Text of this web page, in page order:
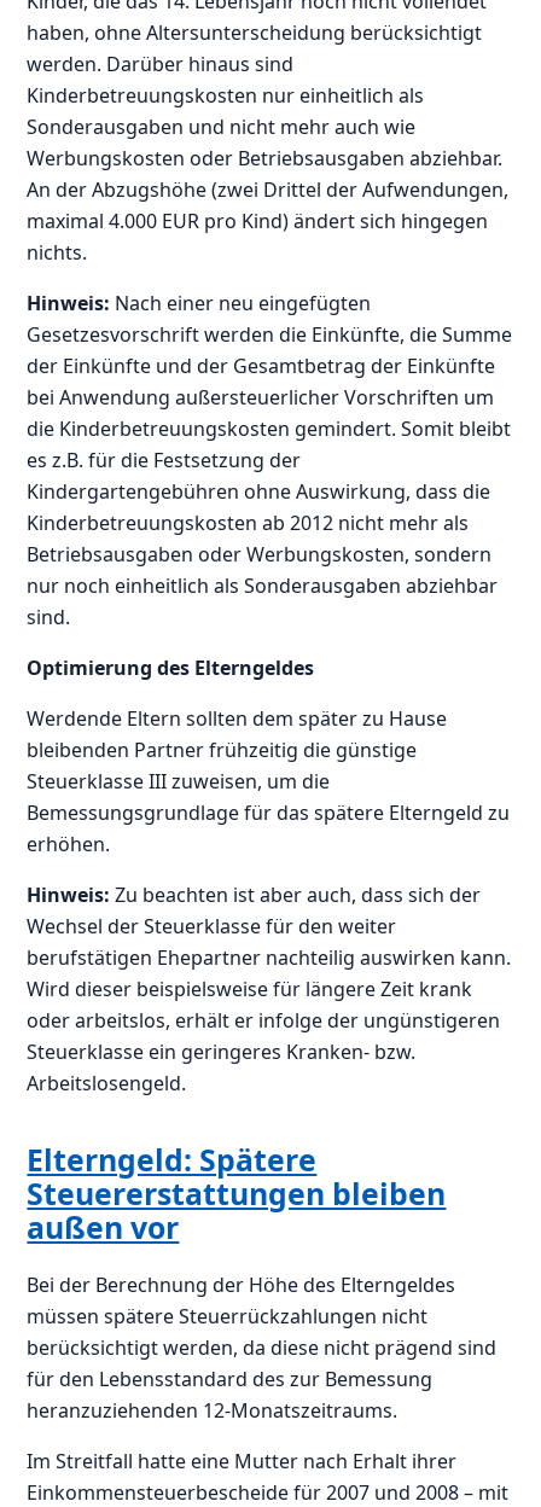
haben, ohne Altersunterscheidung berücksichtigt
werden. Darüber hinaus sind
Kinderbetreuungskosten nur einheitlich als
Sonderausgaben und nicht mehr auch wie
Werbungskosten oder Betriebsausgaben abziehbar.
An der Abzugshöhe (zwei Drittel der Aufwendungen,
maximal 4.000 EUR pro Kind) ändert sich hingegen
nichts.
Hinweis: Nach einer neu eingefügten
Gesetzesvorschrift werden die Einkünfte, die Summe
der Einkünfte und der Gesamtbetrag der Einkünfte
bei Anwendung außersteuerlicher Vorschriften um
die Kinderbetreuungskosten gemindert. Somit bleibt
es z.B. für die Festsetzung der
Kindergartengebühren ohne Auswirkung, dass die
Kinderbetreuungskosten ab 2012 nicht mehr als
Betriebsausgaben oder Werbungskosten, sondern
nur noch einheitlich als Sonderausgaben abziehbar
sind.
Optimierung des Elterngeldes
Werdende Eltern sollten dem später zu Hause
bleibenden Partner frühzeitig die günstige
Steuerklasse III zuweisen, um die
Bemessungsgrundlage für das spätere Elterngeld zu
erhöhen.
Hinweis:Zu beachten ist aber auch, dass sich der
Wechsel der Steuerklasse für den weiter
berufstätigen Ehepartner nachteilig auswirken kann.
Wird dieser beispielsweise für längere Zeit krank
oder arbeitslos, erhält er infolge der ungünstigeren
Steuerklasse ein geringeres Kranken- bzw.
Arbeitslosengeld.
Elterngeld: Spätere
Steuererstattungen bleiben
außen vor
Bei der Berechnung der Höhe des Elterngeldes
müssen spätere Steuerrückzahlungen nicht
berücksichtigt werden, da diese nicht prägend sind
für den Lebensstandard des zur Bemessung
heranzuziehenden 12-Monatszeitraums.
Im Streitfall hatte eine Mutter nach Erhalt ihrer
Einkommensteuerbescheide für 2007 und 2008 – mit